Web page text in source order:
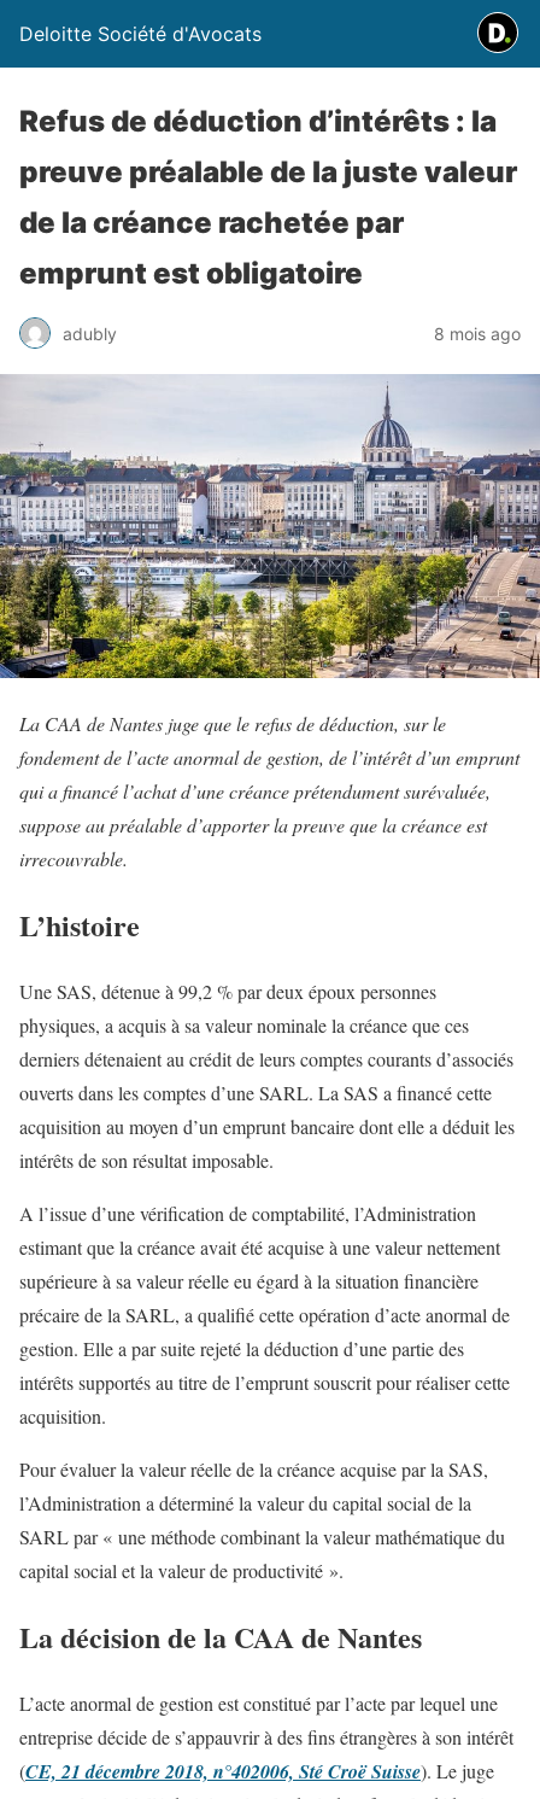
Deloitte Société d'Avocats
Refus de déduction d’intérêts : la
preuve préalable de la juste valeur
de la créance rachetée par
emprunt est obligatoire
adubly 8 mois ago
La CAA de Nantes juge que le refus de déduction, sur le
fondement de l’acte anormal de gestion, de l’intérêt d’un emprunt
qui a financé l’achat d’une créance prétendument surévaluée,
suppose au préalable d’apporter la preuve que la créance est
irrecouvrable.
L’histoire
Une SAS, détenue à 99,2 % par deux époux personnes
physiques, a acquis à sa valeur nominale la créance que ces
derniers détenaient au crédit de leurs comptes courants d’associés
ouverts dans les comptes d’une SARL. La SAS a financé cette
acquisition au moyen d’un emprunt bancaire dont elle a déduit les
intérêts de son résultat imposable.
A l’issue d’une vérification de comptabilité, l’Administration
estimant que la créance avait été acquise à une valeur nettement
supérieure à sa valeur réelle eu égard à la situation financière
précaire de la SARL, a qualifié cette opération d’acte anormal de
gestion. Elle a par suite rejeté la déduction d’une partie des
intérêts supportés au titre de l’emprunt souscrit pour réaliser cette
acquisition.
Pour évaluer la valeur réelle de la créance acquise par la SAS,
l’Administration a déterminé la valeur du capital social de la
SARL par « une méthode combinant la valeur mathématique du
capital social et la valeur de productivité ».
La décision de la CAA de Nantes
L’acte anormal de gestion est constitué par l’acte par lequel une
entreprise décide de s’appauvrir à des fins étrangères à son intérêt
(CE, 21 décembre 2018, n°402006, Sté Croë Suisse). Le juge